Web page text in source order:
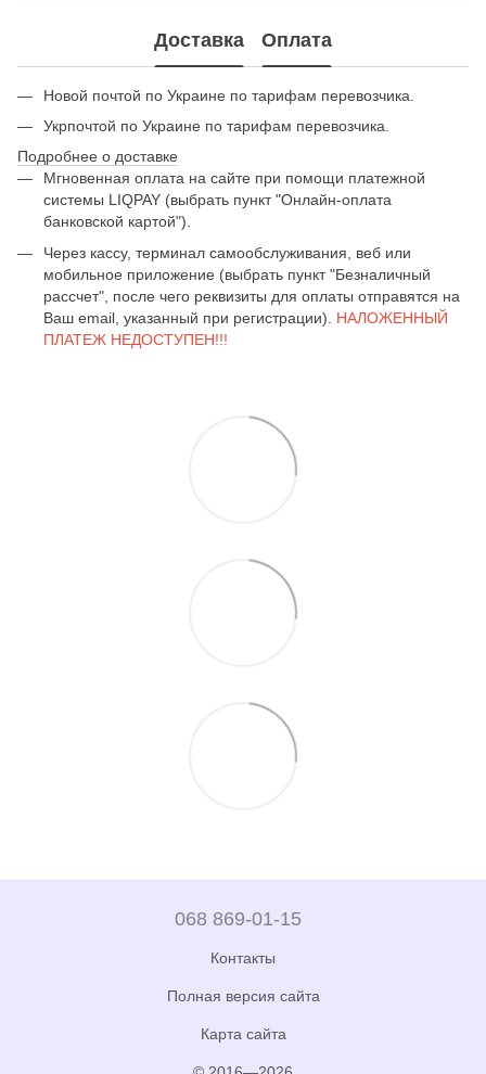
Доставка Оплата
Новой почтой по Украине по тарифам перевозчика.
Укрпочтой по Украине по тарифам перевозчика.
Подробнее о доставке
Мгновенная оплата на сайте при помощи платежной
системы LIQPAY (выбрать пункт "Онлайн-оплата
банковской картой").
Через кассу, терминал самообслуживания, веб или
мобильное приложение (выбрать пункт "Безналичный
рассчет", после чего реквизиты для оплаты отправятся на
Ваш email, указанный при регистрации). НАЛОЖЕННЫЙ
ПЛАТЕЖ НЕДОСТУПЕН!!!
068 869-01-15
Контакты
Полная версия сайта
Карта сайта